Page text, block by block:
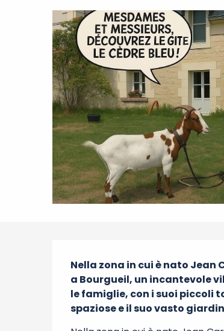
Descrizione
Nella zona in cui è nato
a Bourgueil, un incantevole
le famiglie, con i suoi piccoli
spaziose e il suo vasto